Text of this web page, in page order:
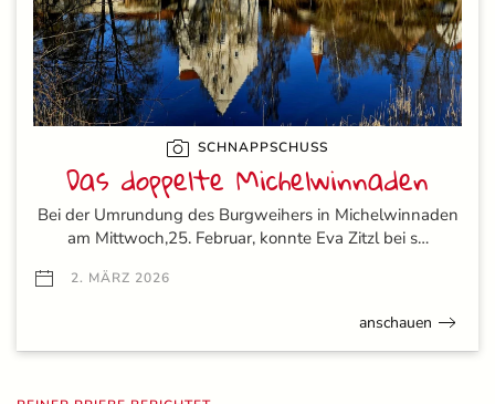
SCHNAPPSCHUSS
Das doppelte Michelwinnaden
Bei der Umrundung des Burgweihers in Michelwinnaden
am Mittwoch,25. Februar, konnte Eva Zitzl bei s…
2. MÄRZ 2026
anschauen